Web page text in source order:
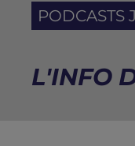
PODCASTS
L'INFO